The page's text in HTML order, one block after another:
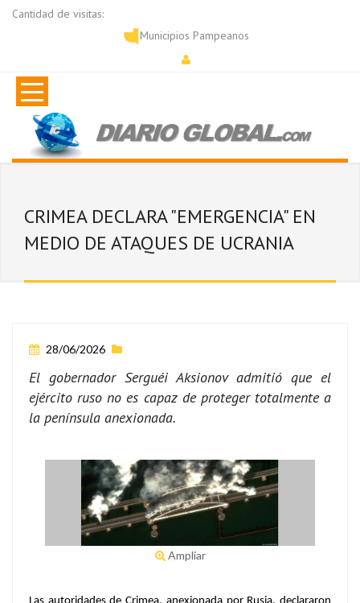
Cantidad de visitas:
Municipios Pampeanos
CRIMEA DECLARA "EMERGENCIA" EN
MEDIO DE ATAQUES DE UCRANIA
28/06/2026
El gobernador Serguéi Aksionov admitió que el
ejército ruso no es capaz de proteger totalmente a
la península anexionada.
Ampliar